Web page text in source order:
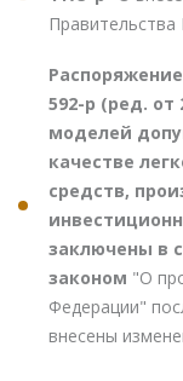
592-р (ред. от
моделей
качестве
средств,
заключены в
законом "О
Федерации"
внесены